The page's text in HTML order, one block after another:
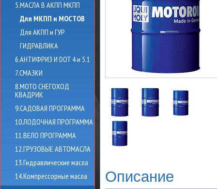
5.МАСЛА В АКПП МКПП
Для МКПП и МОСТОВ
Для АКПП и ГУР
ГИДРАВЛИКА
6.АНТИФРИЗ И DOT 4 и 5.1
7.СМАЗКИ
8.МОТО СНЕГОХОД
КВАДРИК
9.САДОВАЯ ПРОГРАММА
10.ЛОДОЧНАЯ ПРОГРАММА
11.ВЕЛО ПРОГРАММА
12.ГРУЗОВЫЕ АВТОМАСЛА
13.Гидравлические масла
14.Компрессорные масла
Описание